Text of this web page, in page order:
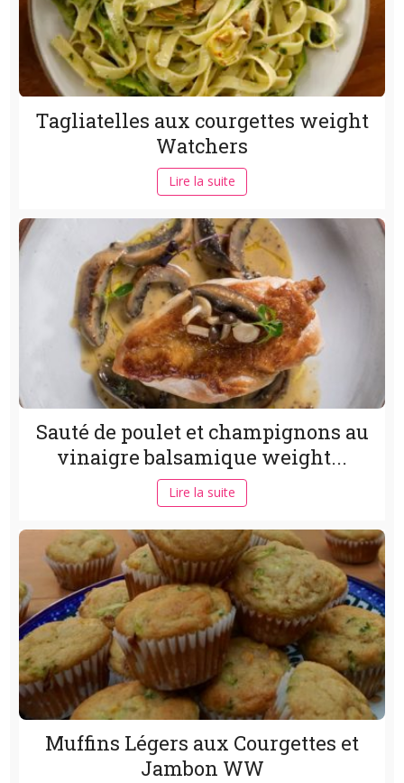
Tagliatelles aux courgettes weight
Watchers
Lire la suite
Sauté de poulet et champignons au
vinaigre balsamique weight...
Lire la suite
Muffins Légers aux Courgettes et
Jambon WW